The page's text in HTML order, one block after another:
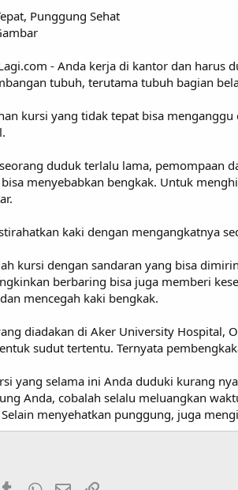
Punggung Sehat
- Anda kerja di kantor dan harus
tubuh, terutama tubuh bagian
kursi yang tidak tepat bisa
duduk terlalu lama, pemompaan
menyebabkan bengkak. Untuk
kaki dengan mengangkatnya
kursi dengan sandaran yang bisa
berbaring bisa juga memberi
mencegah kaki bengkak.
diadakan di Aker University Hospital,
sudut tertentu. Ternyata
yang selama ini Anda duduki kurang
Anda, cobalah selalu meluangkan
Selain menyehatkan punggung, juga